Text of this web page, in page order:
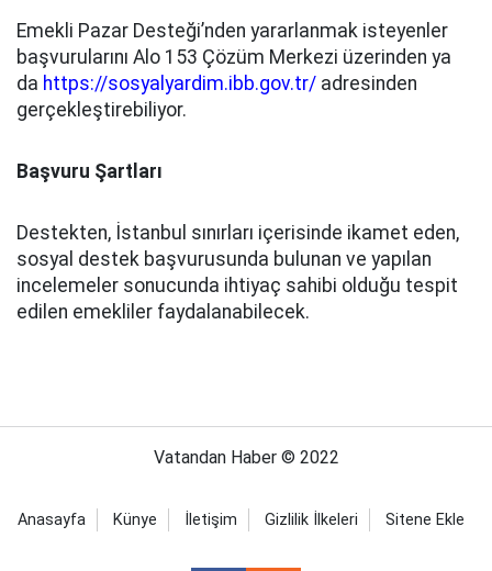
Emekli Pazar Desteği’nden yararlanmak isteyenler
başvurularını Alo 153 Çözüm Merkezi üzerinden ya
da https://sosyalyardim.ibb.gov.tr/ adresinden
gerçekleştirebiliyor.
Başvuru Şartları
Destekten, İstanbul sınırları içerisinde ikamet eden,
sosyal destek başvurusunda bulunan ve yapılan
incelemeler sonucunda ihtiyaç sahibi olduğu tespit
edilen emekliler faydalanabilecek.
Vatandan Haber © 2022
Anasayfa Künye İletişim Gizlilik İlkeleri Sitene Ekle